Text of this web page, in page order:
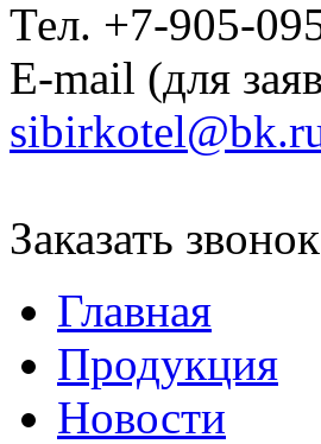
Тел. +7-905-
E-mail (для
Заказать звонок
Главная
Продукция
Новости